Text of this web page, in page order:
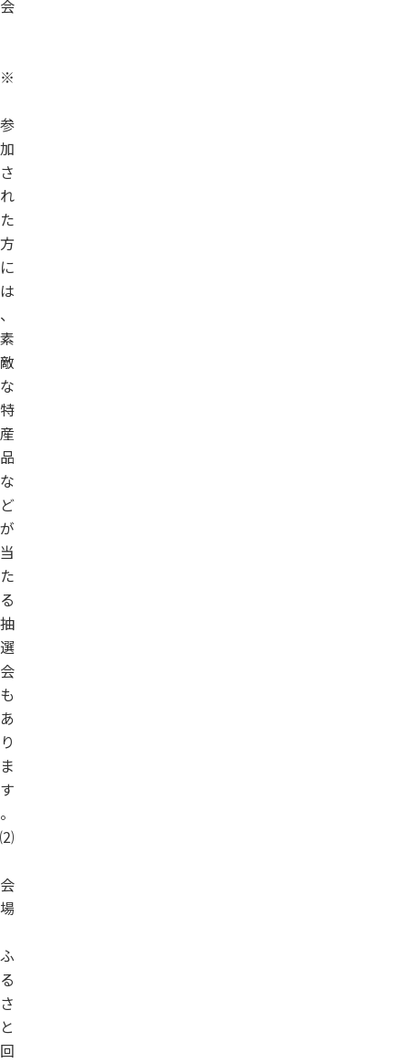
会
※
参
加
さ
れ
た
方
に
は
、
素
敵
な
特
産
品
な
ど
が
当
た
る
抽
選
会
も
あ
り
ま
す
。
⑵
会
場
ふ
る
さ
と
回